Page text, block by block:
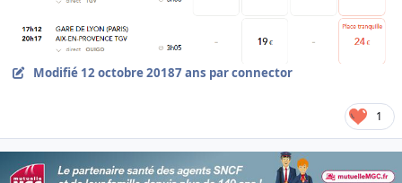
Modifié 12 octobre 20187 ans par connector
1